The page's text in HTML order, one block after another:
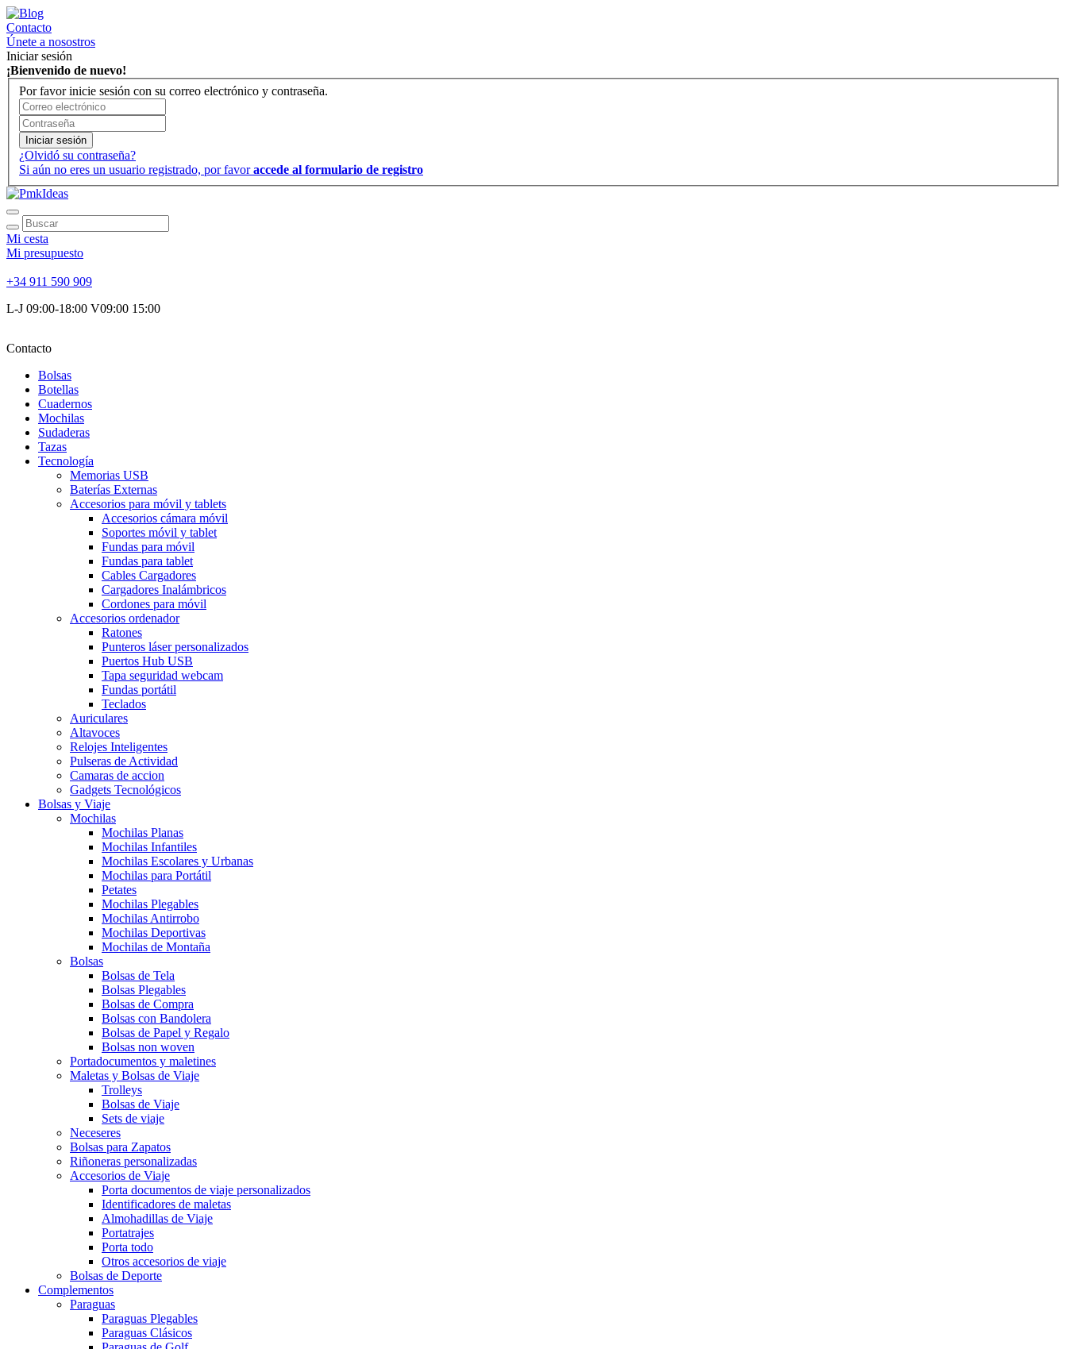
Contacto
Únete a nosostros
Iniciar sesión
¡Bienvenido de nuevo!
Por favor inicie sesión con su correo electrónico y contraseña.
Iniciar sesión
¿Olvidó su contraseña?
Si aún no eres un usuario registrado, por favoraccede al formulario de registro
Mi cesta
Mi presupuesto
+34 911 590 909
L-J 09:00-18:00 V09:00 15:00
Contacto
Bolsas
Botellas
Cuadernos
Mochilas
Sudaderas
Tazas
Tecnología
Memorias USB
Baterías Externas
Accesorios para móvil y tablets
Accesorios cámara móvil
Soportes móvil y tablet
Fundas para móvil
Fundas para tablet
Cables Cargadores
Cargadores Inalámbricos
Cordones para móvil
Accesorios ordenador
Ratones
Punteros láser personalizados
Puertos Hub USB
Tapa seguridad webcam
Fundas portátil
Teclados
Auriculares
Altavoces
Relojes Inteligentes
Pulseras de Actividad
Camaras de accion
Gadgets Tecnológicos
Bolsas y Viaje
Mochilas
Mochilas Planas
Mochilas Infantiles
Mochilas Escolares y Urbanas
Mochilas para Portátil
Petates
Mochilas Plegables
Mochilas Antirrobo
Mochilas Deportivas
Mochilas de Montaña
Bolsas
Bolsas de Tela
Bolsas Plegables
Bolsas de Compra
Bolsas con Bandolera
Bolsas de Papel y Regalo
Bolsas non woven
Portadocumentos y maletines
Maletas y Bolsas de Viaje
Trolleys
Bolsas de Viaje
Sets de viaje
Neceseres
Bolsas para Zapatos
Riñoneras personalizadas
Accesorios de Viaje
Porta documentos de viaje personalizados
Identificadores de maletas
Almohadillas de Viaje
Portatrajes
Porta todo
Otros accesorios de viaje
Bolsas de Deporte
Complementos
Paraguas
Paraguas Plegables
Paraguas Clásicos